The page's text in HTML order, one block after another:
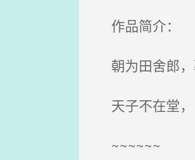
作品简介：
朝为田舍郎，
天子不在堂，
~~~~~~